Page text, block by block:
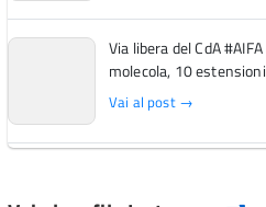
Via libera del CdA
molecola, 10
Vai al post →